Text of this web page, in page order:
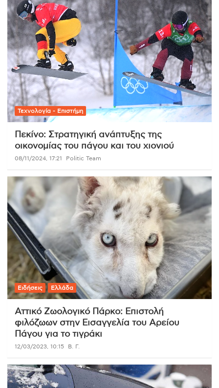
Τεχνολογία - Επιστήμη
Πεκίνο: Στρατηγική ανάπτυξης της
οικονομίας του πάγου και του χιονιού
08/11/2024, 17:21 Politic Team
Ειδήσεις Ελλάδα
Αττικό Ζωολογικό Πάρκο: Επιστολή
φιλόζωων στην Εισαγγελία του Αρείου
Πάγου για το τιγράκι
12/03/2023, 10:15 Β. Γ.